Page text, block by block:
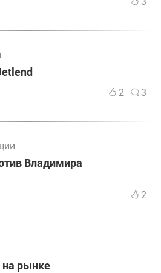
2 3
Владимира
2
на рынке